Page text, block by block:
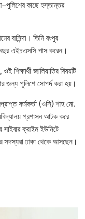
কাছে হস্তান্তর
বাসিন্দা। তিনি রংপুর
বছর এইচএসসি পাস করেন।
শিক্ষার্থী জালিয়াতির বিষয়টি
জন্য পুলিশে সোপর্দ করা হয়।
কর্মকর্তা (ওসি) শাহ মো.
প্রশাসন আটক করে
ক্রাইম ইউনিটে
সদস্যরা ঢাকা থেকে আসছেন।